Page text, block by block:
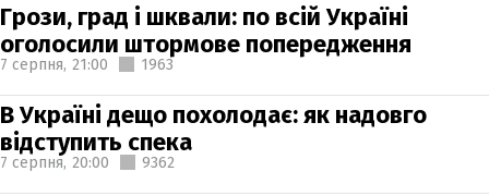
Грози, град і шквали: по всій Україні
оголосили штормове попередження
7 серпня, 21:00 1963
В Україні дещо похолодає: як надовго
відступить спека
7 серпня, 20:00 9362